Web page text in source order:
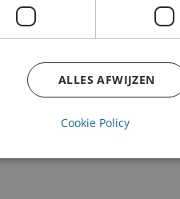
ALLES AFWIJZEN
Cookie Policy